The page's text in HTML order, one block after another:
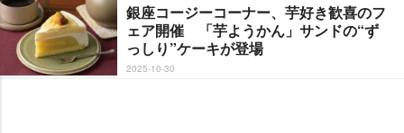
銀座コージーコーナー、芋好き歓喜のフ
ェア開催 「芋ようかん」サンドの“ず
っしり”ケーキが登場
2025-10-30